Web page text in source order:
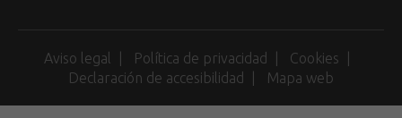
Aviso legal Política de privacidad
Cookies
Declaración de accesibilidad
Mapa web